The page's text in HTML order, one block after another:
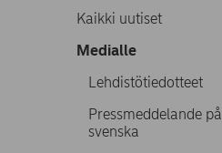
Kaikki uutiset
Medialle
Lehdistötiedotteet
Pressmeddelande på
svenska